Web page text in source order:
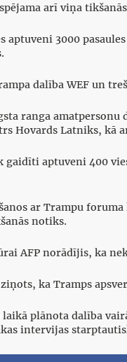
arī viņa
aptuveni 3000
dalība WEF un
ranga amatpersonu
Hovards Latniks, kā
gaidīti aptuveni 400
ar Trampu
notiks.
AFP norādījis, ka
ka Tramps
plānota dalība
intervijas